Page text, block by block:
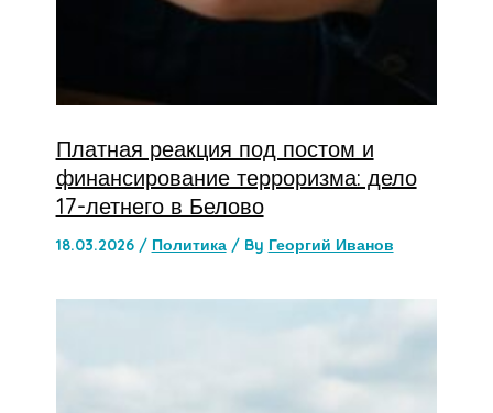
Платная реакция под постом и
финансирование терроризма: дело
17-летнего в Белово
18.03.2026 / Политика/ By Георгий Иванов